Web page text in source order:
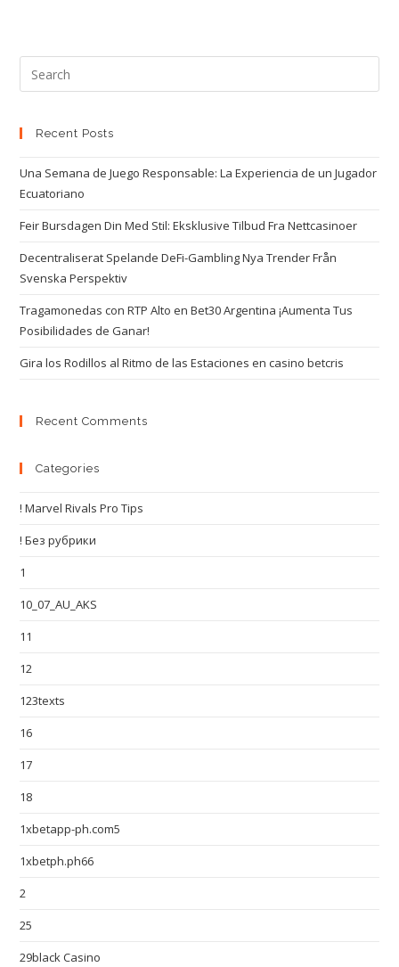
Recent Posts
Una Semana de Juego Responsable: La Experiencia de un Jugador
Ecuatoriano
Feir Bursdagen Din Med Stil: Eksklusive Tilbud Fra Nettcasinoer
Decentraliserat Spelande DeFi-Gambling Nya Trender Från
Svenska Perspektiv
Tragamonedas con RTP Alto en Bet30 Argentina ¡Aumenta Tus
Posibilidades de Ganar!
Gira los Rodillos al Ritmo de las Estaciones en casino betcris
Recent Comments
Categories
! Marvel Rivals Pro Tips
! Без рубрики
1
10_07_AU_AKS
11
12
123texts
16
17
18
1xbetapp-ph.com5
1xbetph.ph66
2
25
29black Casino